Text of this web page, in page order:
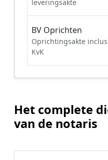
leveringsakte
BV Oprichten
Oprichtingsakte
KvK
Het complete
van de notaris